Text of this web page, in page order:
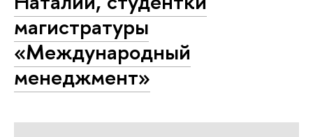
магистратуры
«Международный
менеджмент»